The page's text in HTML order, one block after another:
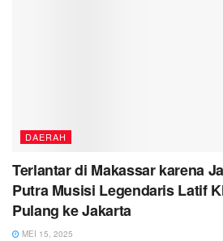
DAERAH
Terlantar di Makassar karena
Putra Musisi Legendaris Latif
Pulang ke Jakarta
MEI 15, 2025